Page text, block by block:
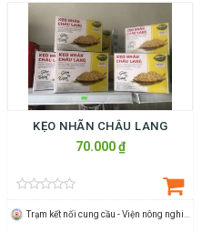
KẸO NHÃN CHÂU LANG
70.000 ₫